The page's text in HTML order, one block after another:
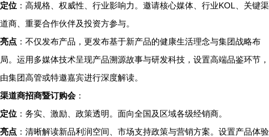
定位 ：高规格、权威性、行业影响力。邀请核心媒体、行业KOL、关键渠
道商、重要合作伙伴及投资方参与。
亮点 ：不仅发布产品，更发布基于新产品的健康生活理念与集团战略布
局。运用多媒体技术呈现产品溯源故事与研发科技，设置高端品鉴环节，
由集团高管或特邀嘉宾进行深度解读。
渠道商招商暨订购会 ：
定位 ：务实、激励、政策透明。面向全国及区域各级经销商。
亮点 ：清晰解读新品利润空间、市场支持政策与营销方案。设置产品体验